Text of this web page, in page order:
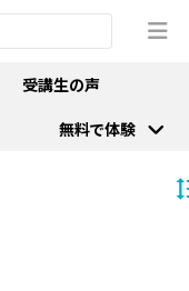
受講生の声
無料で体験